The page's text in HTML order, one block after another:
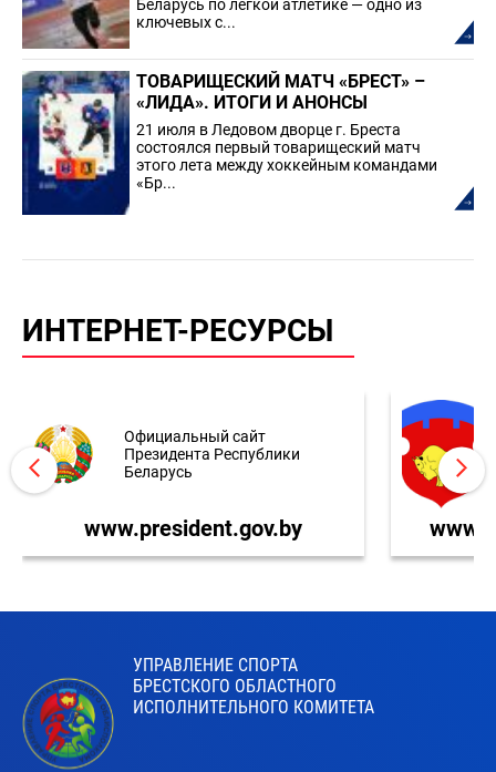
Беларусь по лёгкой атлетике — одно из
ключевых с...
ТОВАРИЩЕСКИЙ МАТЧ «БРЕСТ» –
«ЛИДА». ИТОГИ И АНОНСЫ
21 июля в Ледовом дворце г. Бреста
состоялся первый товарищеский матч
этого лета между хоккейным командами
«Бр...
ИНТЕРНЕТ-РЕСУРСЫ
Официальный сайт
Президента Республики
Беларусь
www.president.gov.by
УПРАВЛЕНИЕ СПОРТА
БРЕСТСКОГО ОБЛАСТНОГО
ИСПОЛНИТЕЛЬНОГО КОМИТЕТА